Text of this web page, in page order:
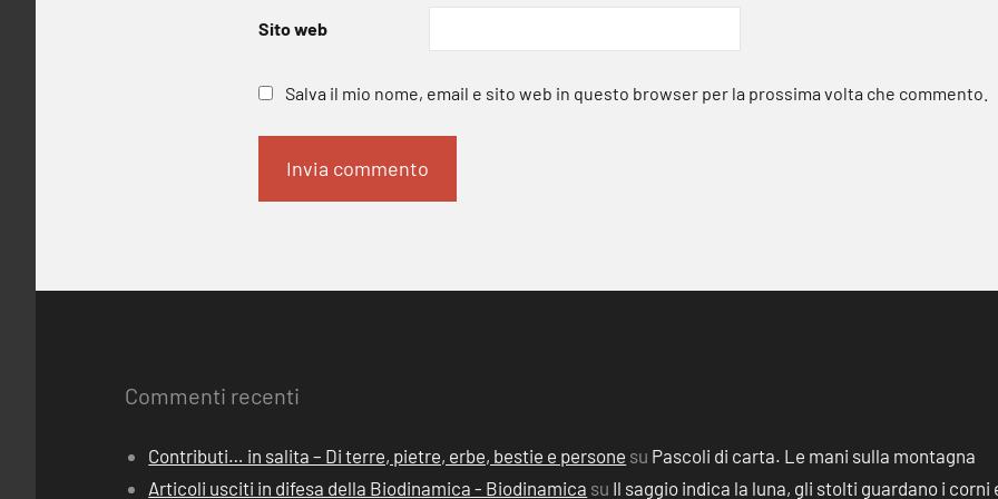
Sito web
Salva il mio nome, email e sito web in questo browser per la prossima volta che commento.
Commenti recenti
Contributi… in salita – Di terre, pietre, erbe, bestie e persone su Pascoli di carta. Le mani sulla montagna
Articoli usciti in difesa della Biodinamica - Biodinamica su Il saggio indica la luna, gli stolti guardano i